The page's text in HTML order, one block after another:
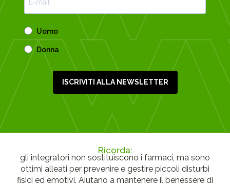
Uomo
Donna
ISCRIVITI ALLA NEWSLETTER
Ricorda:
gli integratori non sostituiscono i farmaci, ma sono
ottimi alleati per prevenire e gestire piccoli disturbi
fisici ed emotivi. Aiutano a mantenere il benessere di